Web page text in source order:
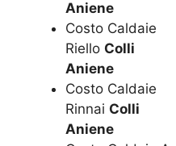
Aniene
Costo Caldaie
Riello Colli
Aniene
Costo Caldaie
Rinnai Colli
Aniene